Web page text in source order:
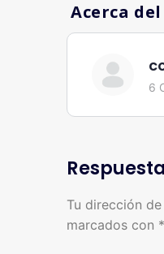
Acerca
6
Tu dirección
marcados con *